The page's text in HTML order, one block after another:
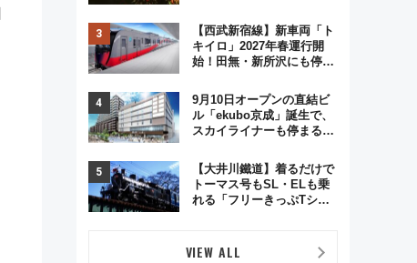
く8,000発の大迫力＆屋台
を満喫
【西武新宿線】新車両「ト
キイロ」2027年春運行開
始！田無・新所沢にも停
弾」も
9月10日オープンの直結ビ
ル「ekubo京成」誕生で、
スカイライナーも停まる巨
変わる？ 全テナント情報も
公開！
【大井川鐵道】着るだけで
トーマス号もSL・ELも乗
れる「フリーきっぷTシャ
VIEW ALL